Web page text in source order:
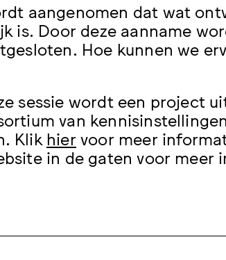
aangenomen dat wat
is. Door deze aanname
Hoe kunnen we
sessie wordt een project
van
Klik hier voor meer
in de gaten voor meer